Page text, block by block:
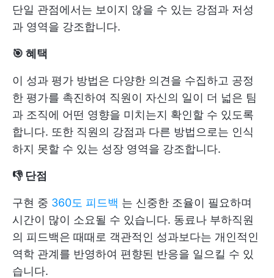
단일 관점에서는 보이지 않을 수 있는 강점과 저성
과 영역을 강조합니다.
🎯 혜택
이 성과 평가 방법은 다양한 의견을 수집하고 공정
한 평가를 촉진하여 직원이 자신의 일이 더 넓은 팀
과 조직에 어떤 영향을 미치는지 확인할 수 있도록
합니다. 또한 직원의 강점과 다른 방법으로는 인식
하지 못할 수 있는 성장 영역을 강조합니다.
👎 단점
구현 중 360도 피드백 는 신중한 조율이 필요하며
시간이 많이 소요될 수 있습니다. 동료나 부하직원
의 피드백은 때때로 객관적인 성과보다는 개인적인
역학 관계를 반영하여 편향된 반응을 일으킬 수 있
습니다.